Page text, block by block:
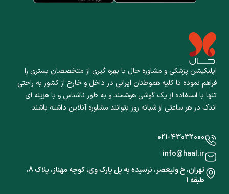
اپلیکیشن پزشکی و مشاوره حال با بهره گیری از متخصصان بستری را
فراهم نموده تا کلیه هموطنان ایرانی در داخل و خارج از کشور به راحتی
تنها با استفاده از یک گوشی هوشمند و به طور ناشناس و با هزینه ای
اندک در هر ساعتی از شبانه روز بتوانند مشاوره آنلاین داشته باشند.
021-43032000
info@haal.ir
تهران، خ ولیعصر، نرسیده به پل پارک وی، کوچه مهناز، پلاک 8،
طبقه 1